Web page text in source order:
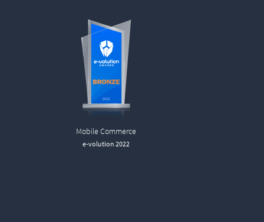
Mobile Commerce
e-volution 2022